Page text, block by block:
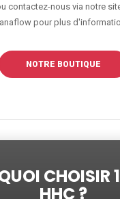
contactez-nous via notre
pour plus
NOTRE BOUTIQUE
CHOISIR
HHC ?